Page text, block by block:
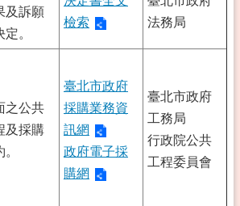
及訴願
定。
檢索
法務局
之公共
及採購
臺北市政府
採購業務資
訊網
政府電子採
購網
臺北市政府
工務局
行政院公共
工程委員會